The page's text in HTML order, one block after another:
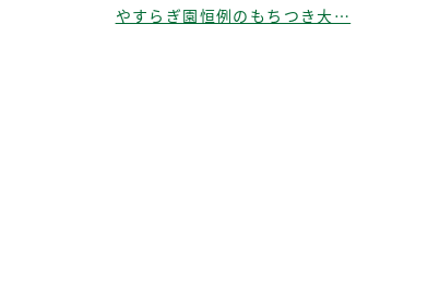
やすらぎ園恒例のもちつき大…